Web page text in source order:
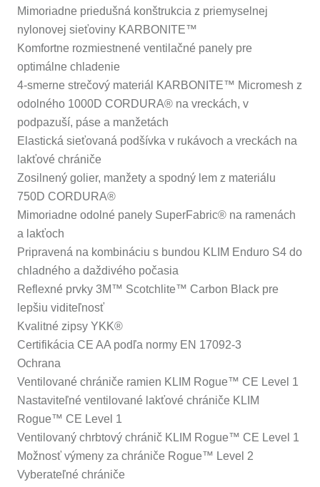
Mimoriadne priedušná konštrukcia z priemyselnej
nylonovej sieťoviny KARBONITE™
Komfortne rozmiestnené ventilačné panely pre
optimálne chladenie
4-smerne strečový materiál KARBONITE™ Micromesh z
odolného 1000D CORDURA® na vreckách, v
podpazuší, páse a manžetách
Elastická sieťovaná podšívka v rukávoch a vreckách na
lakťové chrániče
Zosilnený golier, manžety a spodný lem z materiálu
750D CORDURA®
Mimoriadne odolné panely SuperFabric® na ramenách
a lakťoch
Pripravená na kombináciu s bundou KLIM Enduro S4 do
chladného a daždivého počasia
Reflexné prvky 3M™ Scotchlite™ Carbon Black pre
lepšiu viditeľnosť
Kvalitné zipsy YKK®
Certifikácia CE AA podľa normy EN 17092-3
Ochrana
Ventilované chrániče ramien KLIM Rogue™ CE Level 1
Nastaviteľné ventilované lakťové chrániče KLIM
Rogue™ CE Level 1
Ventilovaný chrbtový chránič KLIM Rogue™ CE Level 1
Možnosť výmeny za chrániče Rogue™ Level 2
Vyberateľné chrániče